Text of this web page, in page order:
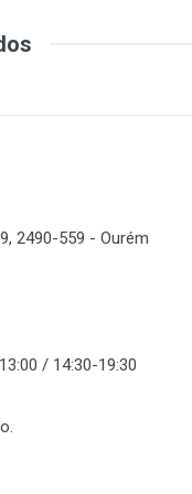
2490-559 - Ourém
/ 14:30-19:30